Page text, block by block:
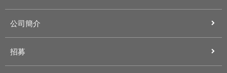
公司簡介
招募